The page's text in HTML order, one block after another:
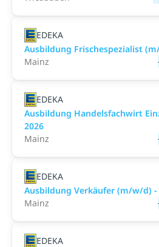
EDEKA
Ausbildung Frischespezialist
Mainz
EDEKA
Ausbildung Handelsfachwirt
2026
Mainz
EDEKA
Ausbildung Verkäufer (m/w/d) -
Mainz
EDEKA